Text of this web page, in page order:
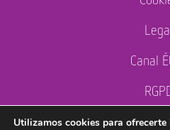
Canal
Utilizamos cookies para ofrecerte